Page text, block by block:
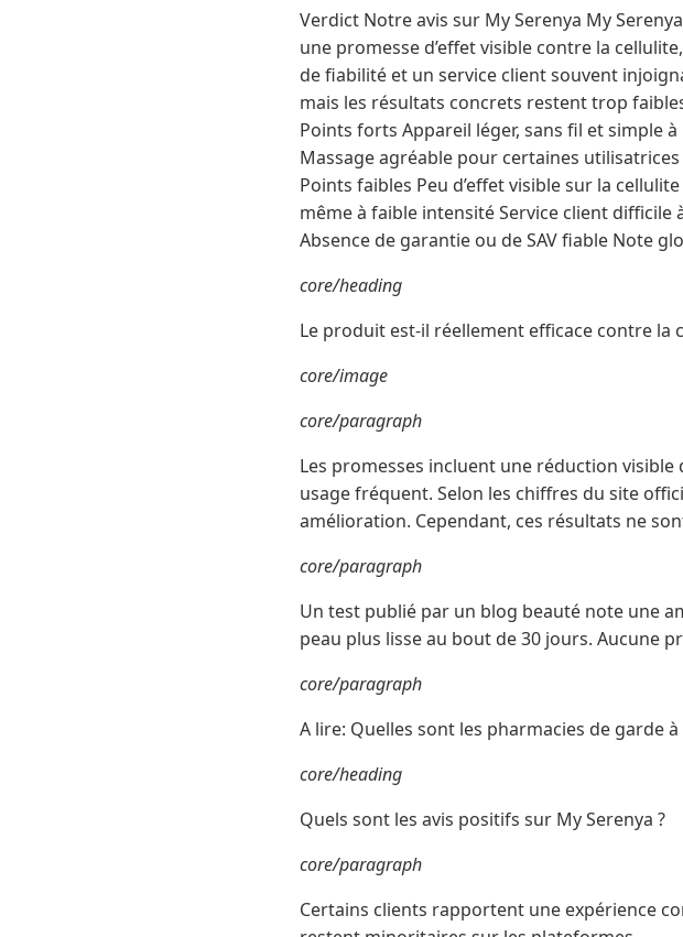
Verdict Notre avis sur My Serenya My
une promesse d’effet visible contre la
de fiabilité et un service client souvent
mais les résultats concrets restent trop
Points forts Appareil léger, sans fil et simple
Massage agréable pour certaines
Points faibles Peu d’effet visible sur la
même à faible intensité Service client
Absence de garantie ou de SAV fiable Note
core/heading
Le produit est-il réellement efficace contre la
core/image
core/paragraph
Les promesses incluent une réduction
usage fréquent. Selon les chiffres du site
amélioration. Cependant, ces résultats ne
core/paragraph
Un test publié par un blog beauté note une
peau plus lisse au bout de 30 jours. Aucune
core/paragraph
A lire: Quelles sont les pharmacies de garde à
core/heading
Quels sont les avis positifs sur My Serenya ?
core/paragraph
Certains clients rapportent une expérience